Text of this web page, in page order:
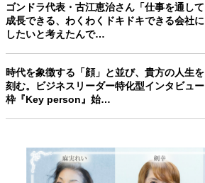
ゴンドラ代表・古江恵治さん「仕事を通して
成長できる、わくわくドキドキできる会社に
したいと考えたんで…
時代を象徴する「顔」と並び、貴方の人生を
刻む。ビジネスリーダー特化型インタビュー
枠『Key person』始…